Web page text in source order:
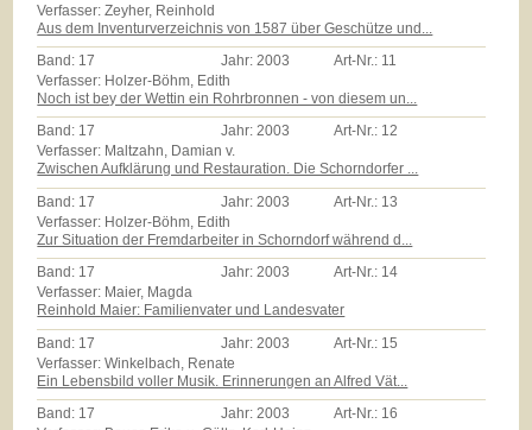
Verfasser: Zeyher, Reinhold
Aus dem Inventurverzeichnis von 1587 über Geschütze und...
Band: 17 Jahr:2003 Art-Nr.: 11
Verfasser: Holzer-Böhm, Edith
Noch ist bey der Wettin ein Rohrbronnen - von diesem un...
Band: 17 Jahr:2003 Art-Nr.: 12
Verfasser: Maltzahn, Damian v.
Zwischen Aufklärung und Restauration. Die Schorndorfer ...
Band: 17 Jahr: 2003 Art-Nr.: 13
Verfasser: Holzer-Böhm, Edith
Zur Situation der Fremdarbeiter in Schorndorf während d...
Band: 17 Jahr:2003 Art-Nr.: 14
Verfasser: Maier, Magda
Reinhold Maier: Familienvater und Landesvater
Band: 17 Jahr: 2003 Art-Nr.: 15
Verfasser: Winkelbach, Renate
Ein Lebensbild voller Musik. Erinnerungen an Alfred Vät...
Band: 17 Jahr:2003 Art-Nr.: 16